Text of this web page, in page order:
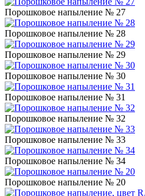
Порошковое напыление № 27
Порошковое напыление № 28
Порошковое напыление № 29
Порошковое напыление № 30
Порошковое напыление № 31
Порошковое напыление № 32
Порошковое напыление № 33
Порошковое напыление № 34
Порошковое напыление № 20